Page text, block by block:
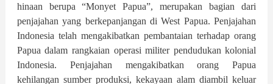
hinaan berupa
“Monyet Papua”, merupakan bagian dari
penjajahan yang berkepanjangan di West Papua. Penjajahan
Indonesia telah mengakibatkan pembantaian terhadap orang
Papua dalam rangkaian operasi militer pendudukan kolonial
Indonesia. Penjajahan mengakibatkan orang Papua
kehilangan sumber produksi, kekayaan alam diambil keluar